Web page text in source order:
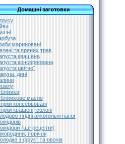
Домашні заготовки
мариновані
та пряних трав
квашена
консервована
цвітної
дині
масло
консервовані
квашені, солоні
ягідні алкогольні напої
(ще рецепти)
порічок
з фрукт та овочів